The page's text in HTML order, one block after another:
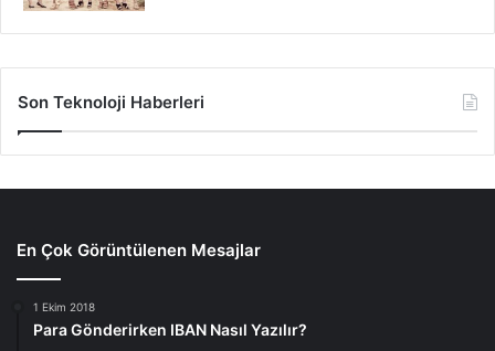
Son Teknoloji Haberleri
En Çok Görüntülenen Mesajlar
1 Ekim 2018
Para Gönderirken IBAN Nasıl Yazılır?